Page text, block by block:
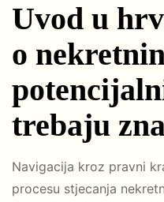
Uvod u
o
trebaju
Navigacija kroz pravni
procesu stjecanja